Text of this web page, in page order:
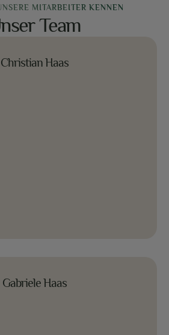
MITARBEITER KENNEN
Team
Christian Haas
Christian Haas
Gabriele Haas
Gabriele Haas